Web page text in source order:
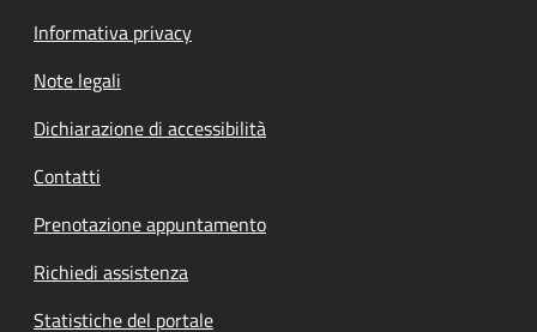
Informativa privacy
Note legali
Dichiarazione di accessibilità
Contatti
Prenotazione appuntamento
Richiedi assistenza
Statistiche del portale